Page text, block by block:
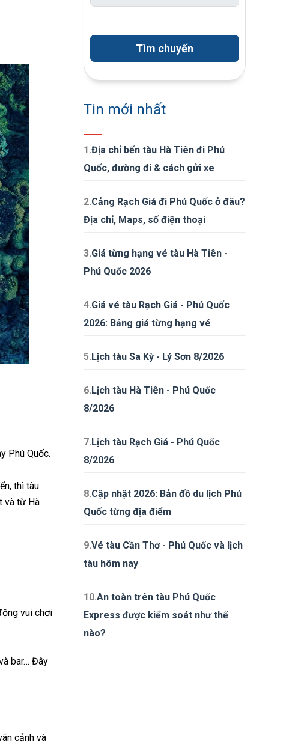
Phú Quốc.
thì tàu
và từ Hà
vui chơi
bar… Đây
cảnh và
Tìm chuyến
Tin mới nhất
1.Địa chỉ bến tàu Hà Tiên đi Phú
Quốc, đường đi & cách gửi xe
2.Cảng Rạch Giá đi Phú Quốc ở đâu?
Địa chỉ, Maps, số điện thoại
3.Giá từng hạng vé tàu Hà Tiên -
Phú Quốc 2026
4.Giá vé tàu Rạch Giá - Phú Quốc
2026: Bảng giá từng hạng vé
5.Lịch tàu Sa Kỳ - Lý Sơn 8/2026
6.Lịch tàu Hà Tiên - Phú Quốc
8/2026
7.Lịch tàu Rạch Giá - Phú Quốc
8/2026
8.Cập nhật 2026: Bản đồ du lịch Phú
Quốc từng địa điểm
9.Vé tàu Cần Thơ - Phú Quốc và lịch
tàu hôm nay
10.An toàn trên tàu Phú Quốc
Express được kiểm soát như thế
nào?